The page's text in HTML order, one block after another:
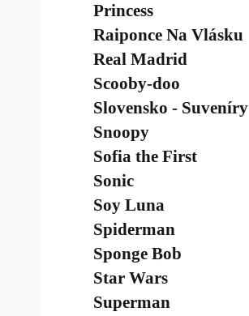
Princess
Raiponce Na Vlásku
Real Madrid
Scooby-doo
Slovensko - Suveníry
Snoopy
Sofia the First
Sonic
Soy Luna
Spiderman
Sponge Bob
Star Wars
Superman